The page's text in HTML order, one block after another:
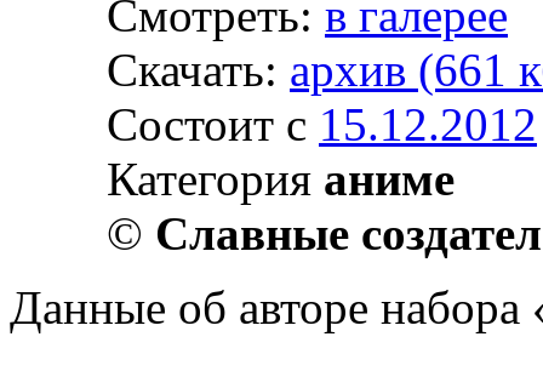
Смотреть: в галерее
Скачать: архив (661
Состоит с 15.12.2012
Категория аниме
© Славные
Данные об авторе набора